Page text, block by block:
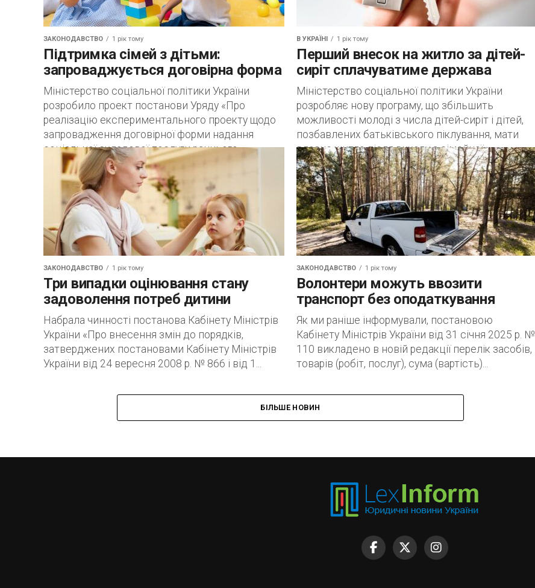
ЗАКОНОДАВСТВО 1 рік тому
Підтримка сімей з дітьми:
запроваджується договірна форма
Міністерство соціальної політики України
розробило проект постанови Уряду «Про
реалізацію експериментального проекту щодо
запровадження договірної форми надання
соціальної складової послуги раннього
втручання», якою передбачається: –
визначення...
В УКРАЇНІ 1 рік тому
Перший внесок на житло за дітей-
сиріт сплачуватиме держава
Міністерство соціальної політики України
розробляє нову програму, що збільшить
можливості молоді з числа дітей-сиріт і дітей,
позбавлених батьківського піклування, мати
власне житло після виходу з сімейної...
ЗАКОНОДАВСТВО 1 рік тому
Три випадки оцінювання стану
задоволення потреб дитини
Набрала чинності постанова Кабінету Міністрів
України «Про внесення змін до порядків,
затверджених постановами Кабінету Міністрів
України від 24 вересня 2008 р. № 866 і від 1...
ЗАКОНОДАВСТВО 1 рік тому
Волонтери можуть ввозити
транспорт без оподаткування
Як ми раніше інформували, постановою
Кабінету Міністрів України від 31 січня 2025 р. №
110 викладено в новій редакції перелік засобів,
товарів (робіт, послуг), сума (вартість)...
БІЛЬШЕ НОВИН